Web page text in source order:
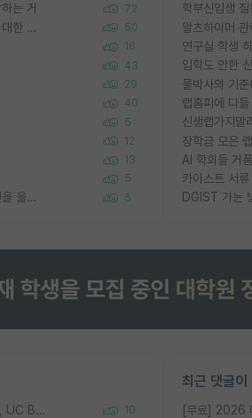
는 거 72
포스텍 억까에 대해 (동문의 학문적 아웃풋에 대한 반박) 50
16
43
29
40
5
12
13
5
정보보안 연구하는 입장에선 식별가능한 사진을 올리는건 비추이긴함 5
학부신입생 질
알츠하이머
연구실 학생
입학도 안한
물박사의 기
랩홈피에 다
신생랩가지말
장학금 모은
AI 학회들 거
카이스트 서
DGIST 가는
Korea University 수학, 컴퓨터과학 이학사, UC Berkeley 산업공학 대학원 공학박사가 되는 것은 쉽지 않겠죠? 10
최근 댓글이